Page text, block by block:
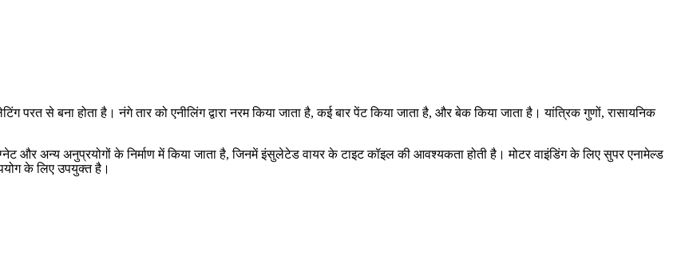
से बना होता है। नंगे तार को एनीलिंग द्वारा नरम किया जाता है, कई बार पेंट किया जाता है, और बेक किया जाता है। यांत्रिक गुणों, रासायनिक
और अन्य अनुप्रयोगों के निर्माण में किया जाता है, जिनमें इंसुलेटेड वायर के टाइट कॉइल की आवश्यकता होती है। मोटर वाइंडिंग के लिए सुपर एनामेल्ड
के लिए उपयुक्त है।